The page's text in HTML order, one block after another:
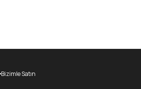
Bizimle Satın